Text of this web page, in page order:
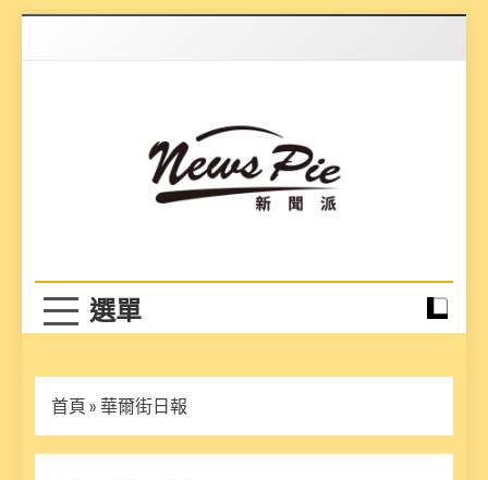
首頁 » 華爾街日報